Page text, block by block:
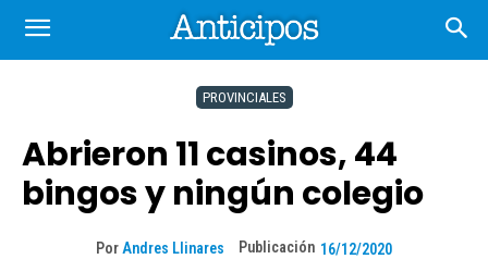
PROVINCIALES
Abrieron 11 casinos, 44
bingos y ningún colegio
Por Andres Llinares Publicación 16/12/2020